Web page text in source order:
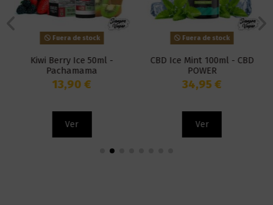
Fuera de stock
Kiwi Berry Ice 50ml -
Pachamama
13,90 €
Ver
Fuera de stock
CBD Ice Mint 100ml - CBD
POWER
34,95 €
Ver